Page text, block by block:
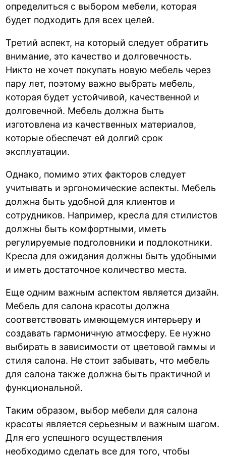
определиться с выбором мебели, которая
будет подходить для всех целей.
Третий аспект, на который следует обратить
внимание, это качество и долговечность.
Никто не хочет покупать новую мебель через
пару лет, поэтому важно выбрать мебель,
которая будет устойчивой, качественной и
долговечной. Мебель должна быть
изготовлена из качественных материалов,
которые обеспечат ей долгий срок
эксплуатации.
Однако, помимо этих факторов следует
учитывать и эргономические аспекты. Мебель
должна быть удобной для клиентов и
сотрудников. Например, кресла для стилистов
должны быть комфортными, иметь
регулируемые подголовники и подлокотники.
Кресла для ожидания должны быть удобными
и иметь достаточное количество места.
Еще одним важным аспектом является дизайн.
Мебель для салона красоты должна
соответствовать имеющемуся интерьеру и
создавать гармоничную атмосферу. Ее нужно
выбирать в зависимости от цветовой гаммы и
стиля салона. Не стоит забывать, что мебель
для салона также должна быть практичной и
функциональной.
Таким образом, выбор мебели для салона
красоты является серьезным и важным шагом.
Для его успешного осуществления
необходимо сделать все для того, чтобы